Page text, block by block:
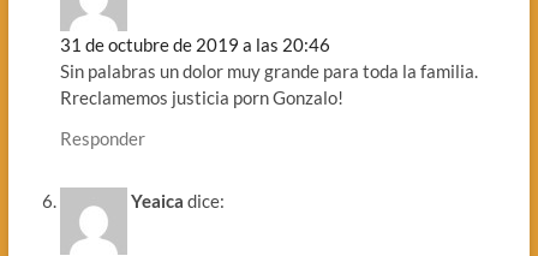
31 de octubre de 2019 a las 20:46
Sin palabras un dolor muy grande para toda la familia.
Rreclamemos justicia porn Gonzalo!
Responder
Yeaica dice: